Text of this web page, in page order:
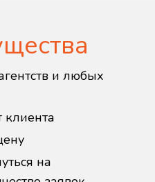
и любых
на